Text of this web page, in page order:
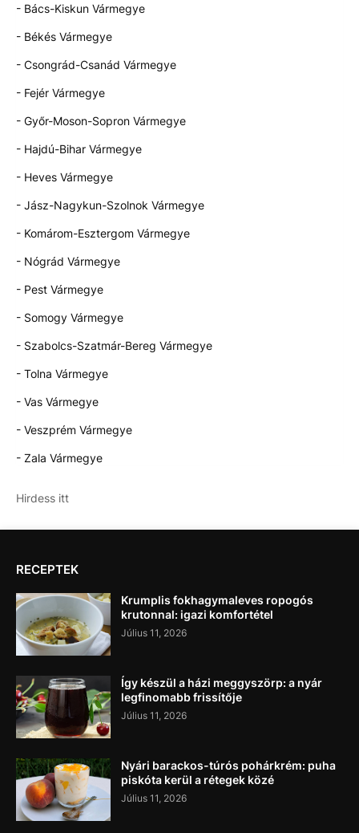
- Bács-Kiskun Vármegye
- Békés Vármegye
- Csongrád-Csanád Vármegye
- Fejér Vármegye
- Győr-Moson-Sopron Vármegye
- Hajdú-Bihar Vármegye
- Heves Vármegye
- Jász-Nagykun-Szolnok Vármegye
- Komárom-Esztergom Vármegye
- Nógrád Vármegye
- Pest Vármegye
- Somogy Vármegye
- Szabolcs-Szatmár-Bereg Vármegye
- Tolna Vármegye
- Vas Vármegye
- Veszprém Vármegye
- Zala Vármegye
Hirdess itt
RECEPTEK
Krumplis fokhagymaleves ropogós
krutonnal: igazi komfortétel
Július 11, 2026
Így készül a házi meggyszörp: a nyár
legfinomabb frissítője
Július 11, 2026
Nyári barackos-túrós pohárkrém: puha
piskóta kerül a rétegek közé
Július 11, 2026